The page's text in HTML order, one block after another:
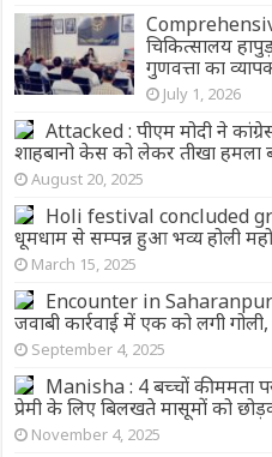
चिकित्सालय
गुणवत्ता का
July 1, 2026
Attacked : पीएम मोदी ने
शाहबानो केस को लेकर तीखा हमला
August 20, 2025
Holi festival concluded
धूमधाम से सम्पन्न हुआ भव्य होली
March 15, 2025
Encounter in Saharanpur:
जवाबी कार्रवाई में एक को लगी गोली,
September 4, 2025
Manisha : 4 बच्चों की ममता
प्रेमी के लिए बिलखते मासूमों को
November 4, 2025